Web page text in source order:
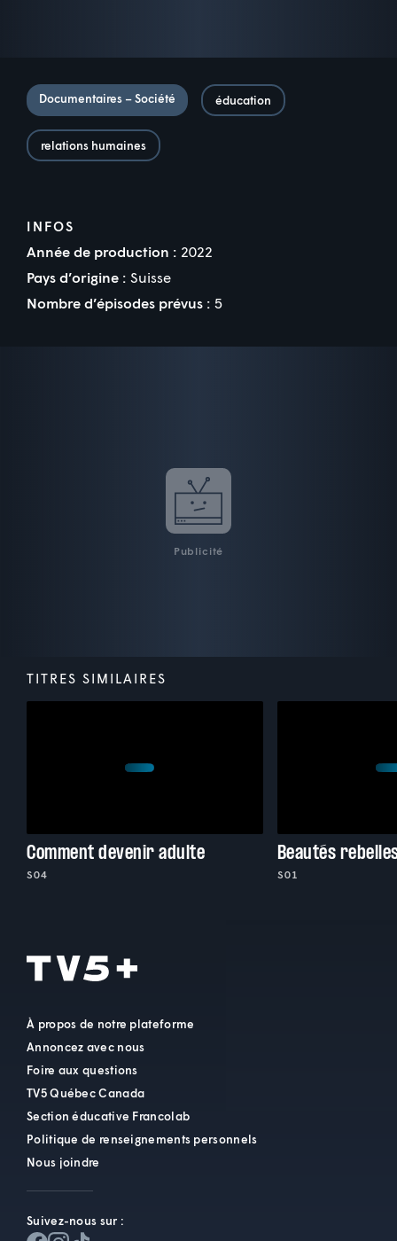
Documentaires – Société éducation
relations humaines
INFOS
Année de production : 2022
Pays d’origine : Suisse
Nombre d’épisodes prévus : 5
Publicité
TITRES SIMILAIRES
Comment devenir adulte
S04
Beautés
S01
À propos de notre plateforme
Annoncez avec nous
Foire aux questions
TV5 Québec Canada
Section éducative Francolab
Politique de renseignements personnels
Nous joindre
Suivez-nous sur :